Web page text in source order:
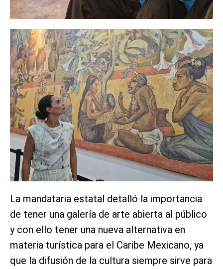
La mandataria estatal detalló la importancia
de tener una galería de arte abierta al público
y con ello tener una nueva alternativa en
materia turística para el Caribe Mexicano, ya
que la difusión de la cultura siempre sirve para